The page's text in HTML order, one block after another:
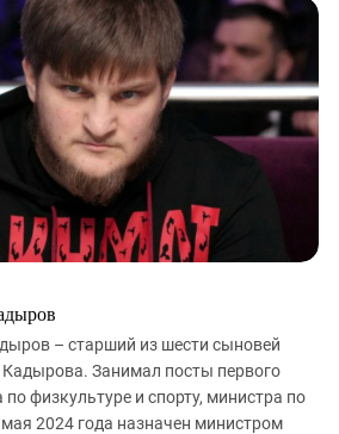
– старший из шести сыновей
Занимал посты первого
физкультуре и спорту, министра по
2024 года назначен министром